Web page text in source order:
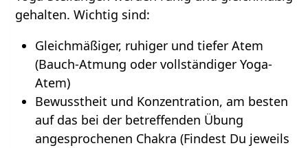
gehalten. Wichtig sind:
Gleichmäßiger, ruhiger und tiefer Atem
(Bauch-Atmung oder vollständiger Yoga-
Atem)
Bewusstheit und Konzentration, am besten
auf das bei der betreffenden Übung
angesprochenen Chakra (Findest Du jeweils